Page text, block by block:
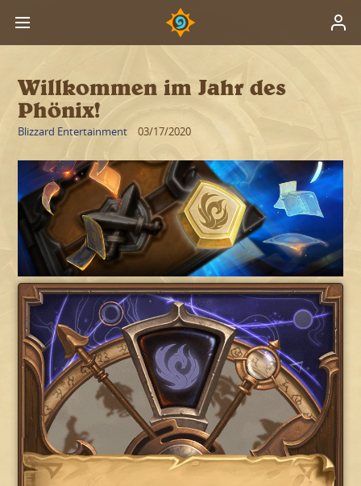
Willkommen im Jahr des
Phönix!
Blizzard Entertainment 03/17/2020